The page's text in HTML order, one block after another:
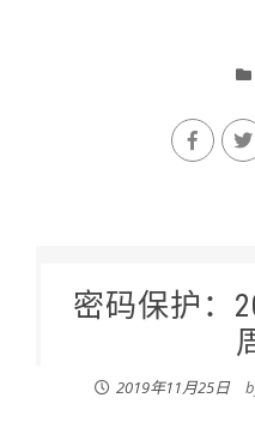
密码保护：
2019年11月25日